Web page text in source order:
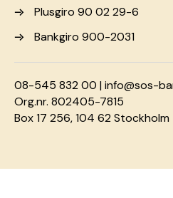
Plusgiro 90 02 29-6
Bankgiro 900-2031
08-545 832 00 |info@sos-
Org.nr. 802405-7815
Box 17 256, 104 62 Stockholm